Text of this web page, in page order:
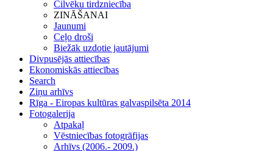
Cilvēku tirdzniecība
ZINĀŠANAI
Jaunumi
Ceļo droši
Biežāk uzdotie jautājumi
Divpusējās attiecības
Ekonomiskās attiecības
Search
Ziņu arhīvs
Rīga - Eiropas kultūras galvaspilsēta 2014
Fotogalerija
Atpakaļ
Vēstniecības fotogrāfijas
Arhīvs (2006.- 2009.)